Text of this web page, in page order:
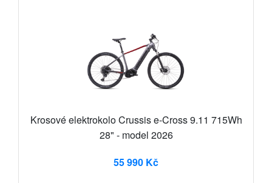
Krosové elektrokolo Crussis e-Cross 9.11 715Wh
28" - model 2026
55 990 Kč